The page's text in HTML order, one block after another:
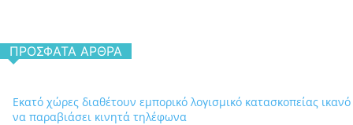
ΠΡΌΣΦΑΤΑ ΆΡΘΡΑ
Εκατό χώρες διαθέτουν εμπορικό λογισμικό κατασκοπείας ικανό
να παραβιάσει κινητά τηλέφωνα